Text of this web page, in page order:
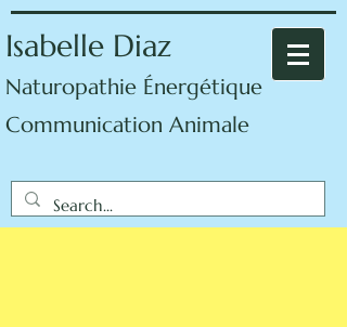
Isabelle Diaz
Naturopathie Énergétique
Communication Animale